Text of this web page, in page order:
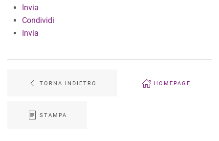
Invia
Condividi
Invia
TORNA INDIETRO HOMEPAGE
STAMPA